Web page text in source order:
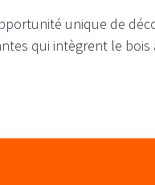
unique de
qui intègrent le